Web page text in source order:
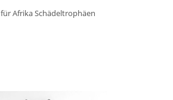
für Afrika Schädeltrophäen